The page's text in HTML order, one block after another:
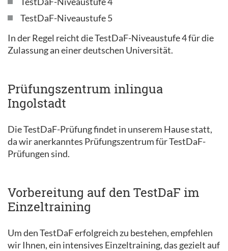
TestDaF-Niveaustufe 5
In der Regel reicht die TestDaF-Niveaustufe 4 für die
Zulassung an einer deutschen Universität.
Prüfungszentrum inlingua
Ingolstadt
Die TestDaF-Prüfung findet in unserem Hause statt,
da wir anerkanntes Prüfungszentrum für TestDaF-
Prüfungen sind.
Vorbereitung auf den TestDaF im
Einzeltraining
Um den TestDaF erfolgreich zu bestehen, empfehlen
wir Ihnen, ein intensives Einzeltraining, das gezielt auf